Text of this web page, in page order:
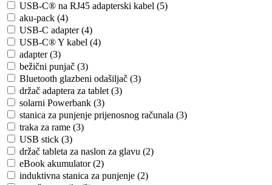
USB-C® na RJ45 adapterski kabel (5)
aku-pack (4)
USB-C adapter (4)
USB-C® Y kabel (4)
adapter (3)
bežični punjač (3)
Bluetooth glazbeni odašiljač (3)
držač adaptera za tablet (3)
solarni Powerbank (3)
stanica za punjenje prijenosnog računala (3)
traka za rame (3)
USB stick (3)
držač tableta za naslon za glavu (2)
eBook akumulator (2)
induktivna stanica za punjenje (2)